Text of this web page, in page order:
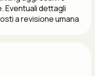
Eventuali dettagli
a revisione umana